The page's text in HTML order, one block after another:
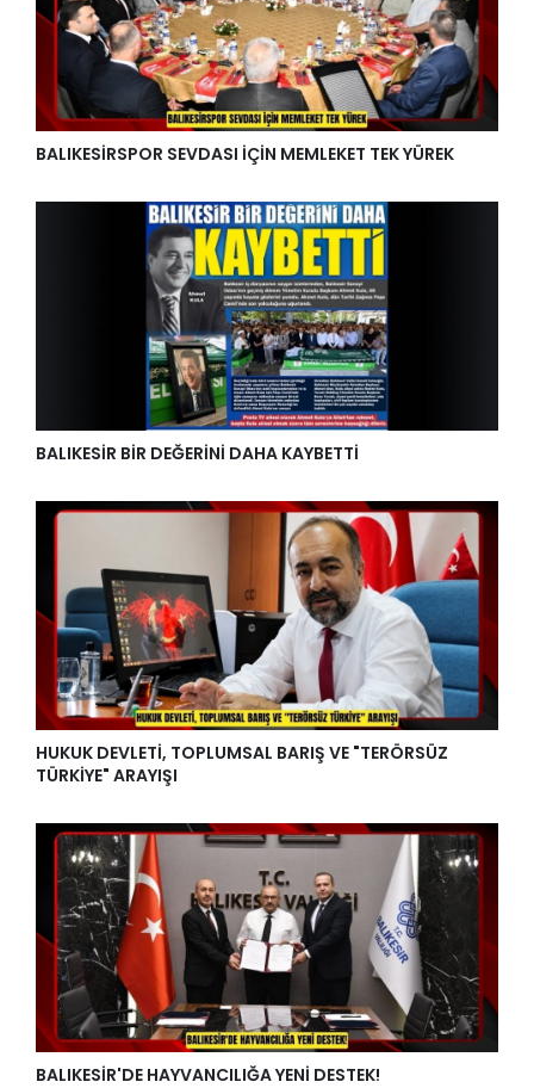
BALIKESİRSPOR SEVDASI İÇİN MEMLEKET TEK YÜREK
BALIKESİR BİR DEĞERİNİ DAHA KAYBETTİ
HUKUK DEVLETİ, TOPLUMSAL BARIŞ VE "TERÖRSÜZ
TÜRKİYE" ARAYIŞI
BALIKESİR'DE HAYVANCILIĞA YENİ DESTEK!